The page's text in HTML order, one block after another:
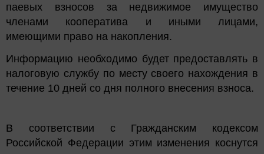
паевых взносов за недвижимое имущество
членами кооператива и иными лицами,
имеющими право на накопления.
Информацию необходимо будет предоставлять в
налоговую службу по месту своего нахождения в
течение 10 дней со дня полного внесения взноса.
В соответствии с Гражданским кодексом
Российской Федерации этим изменения коснутся